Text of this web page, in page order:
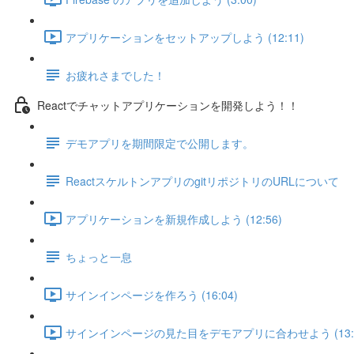
アプリケーションをセットアップしよう (12:11)
お疲れさまでした！
Reactでチャットアプリケーションを開発しよう！！
デモアプリを期間限定で公開します。
ReactスケルトンアプリのgitリポジトリのURLについて
アプリケーションを新規作成しよう (12:56)
ちょっと一息
サインインページを作ろう (16:04)
サインインページの見た目をデモアプリに合わせよう